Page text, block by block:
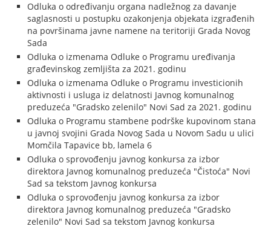
Odluka o određivanju organa nadležnog za davanje
saglasnosti u postupku ozakonjenja objekata izgrađenih
na površinama javne namene na teritoriji Grada Novog
Sada
Odluka o izmenama Odluke o Programu uređivanja
građevinskog zemljišta za 2021. godinu
Odluka o izmenama Odluke o Programu investicionih
aktivnosti i usluga iz delatnosti Javnog komunalnog
preduzeća "Gradsko zelenilo" Novi Sad za 2021. godinu
Odluka o Programu stambene podrške kupovinom stana
u javnoj svojini Grada Novog Sada u Novom Sadu u ulici
Momčila Tapavice bb, lamela 6
Odluka o sprovođenju javnog konkursa za izbor
direktora Javnog komunalnog preduzeća "Čistoća" Novi
Sad sa tekstom Javnog konkursa
Odluka o sprovođenju javnog konkursa za izbor
direktora Javnog komunalnog preduzeća "Gradsko
zelenilo" Novi Sad sa tekstom Javnog konkursa